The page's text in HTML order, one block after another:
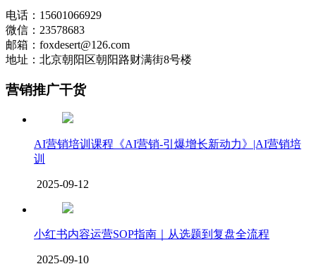
电话：15601066929
微信：23578683
邮箱：foxdesert@126.com
地址：北京朝阳区朝阳路财满街8号楼
营销推广干货
AI营销培训课程《AI营销-引爆增长新动力》|AI营销培
训
2025-09-12
小红书内容运营SOP指南｜从选题到复盘全流程
2025-09-10